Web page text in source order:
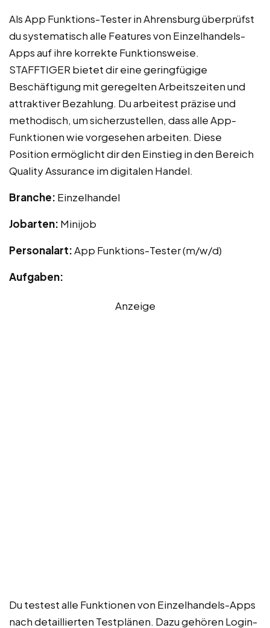
Als App Funktions-Tester in Ahrensburg überprüfst
du systematisch alle Features von Einzelhandels-
Apps auf ihre korrekte Funktionsweise.
STAFFTIGER bietet dir eine geringfügige
Beschäftigung mit geregelten Arbeitszeiten und
attraktiver Bezahlung. Du arbeitest präzise und
methodisch, um sicherzustellen, dass alle App-
Funktionen wie vorgesehen arbeiten. Diese
Position ermöglicht dir den Einstieg in den Bereich
Quality Assurance im digitalen Handel.
Branche: Einzelhandel
Jobarten: Minijob
Personalart:App Funktions-Tester (m/w/d)
Aufgaben:
Anzeige
Du testest alle Funktionen von Einzelhandels-Apps
nach detaillierten Testplänen. Dazu gehören Login-